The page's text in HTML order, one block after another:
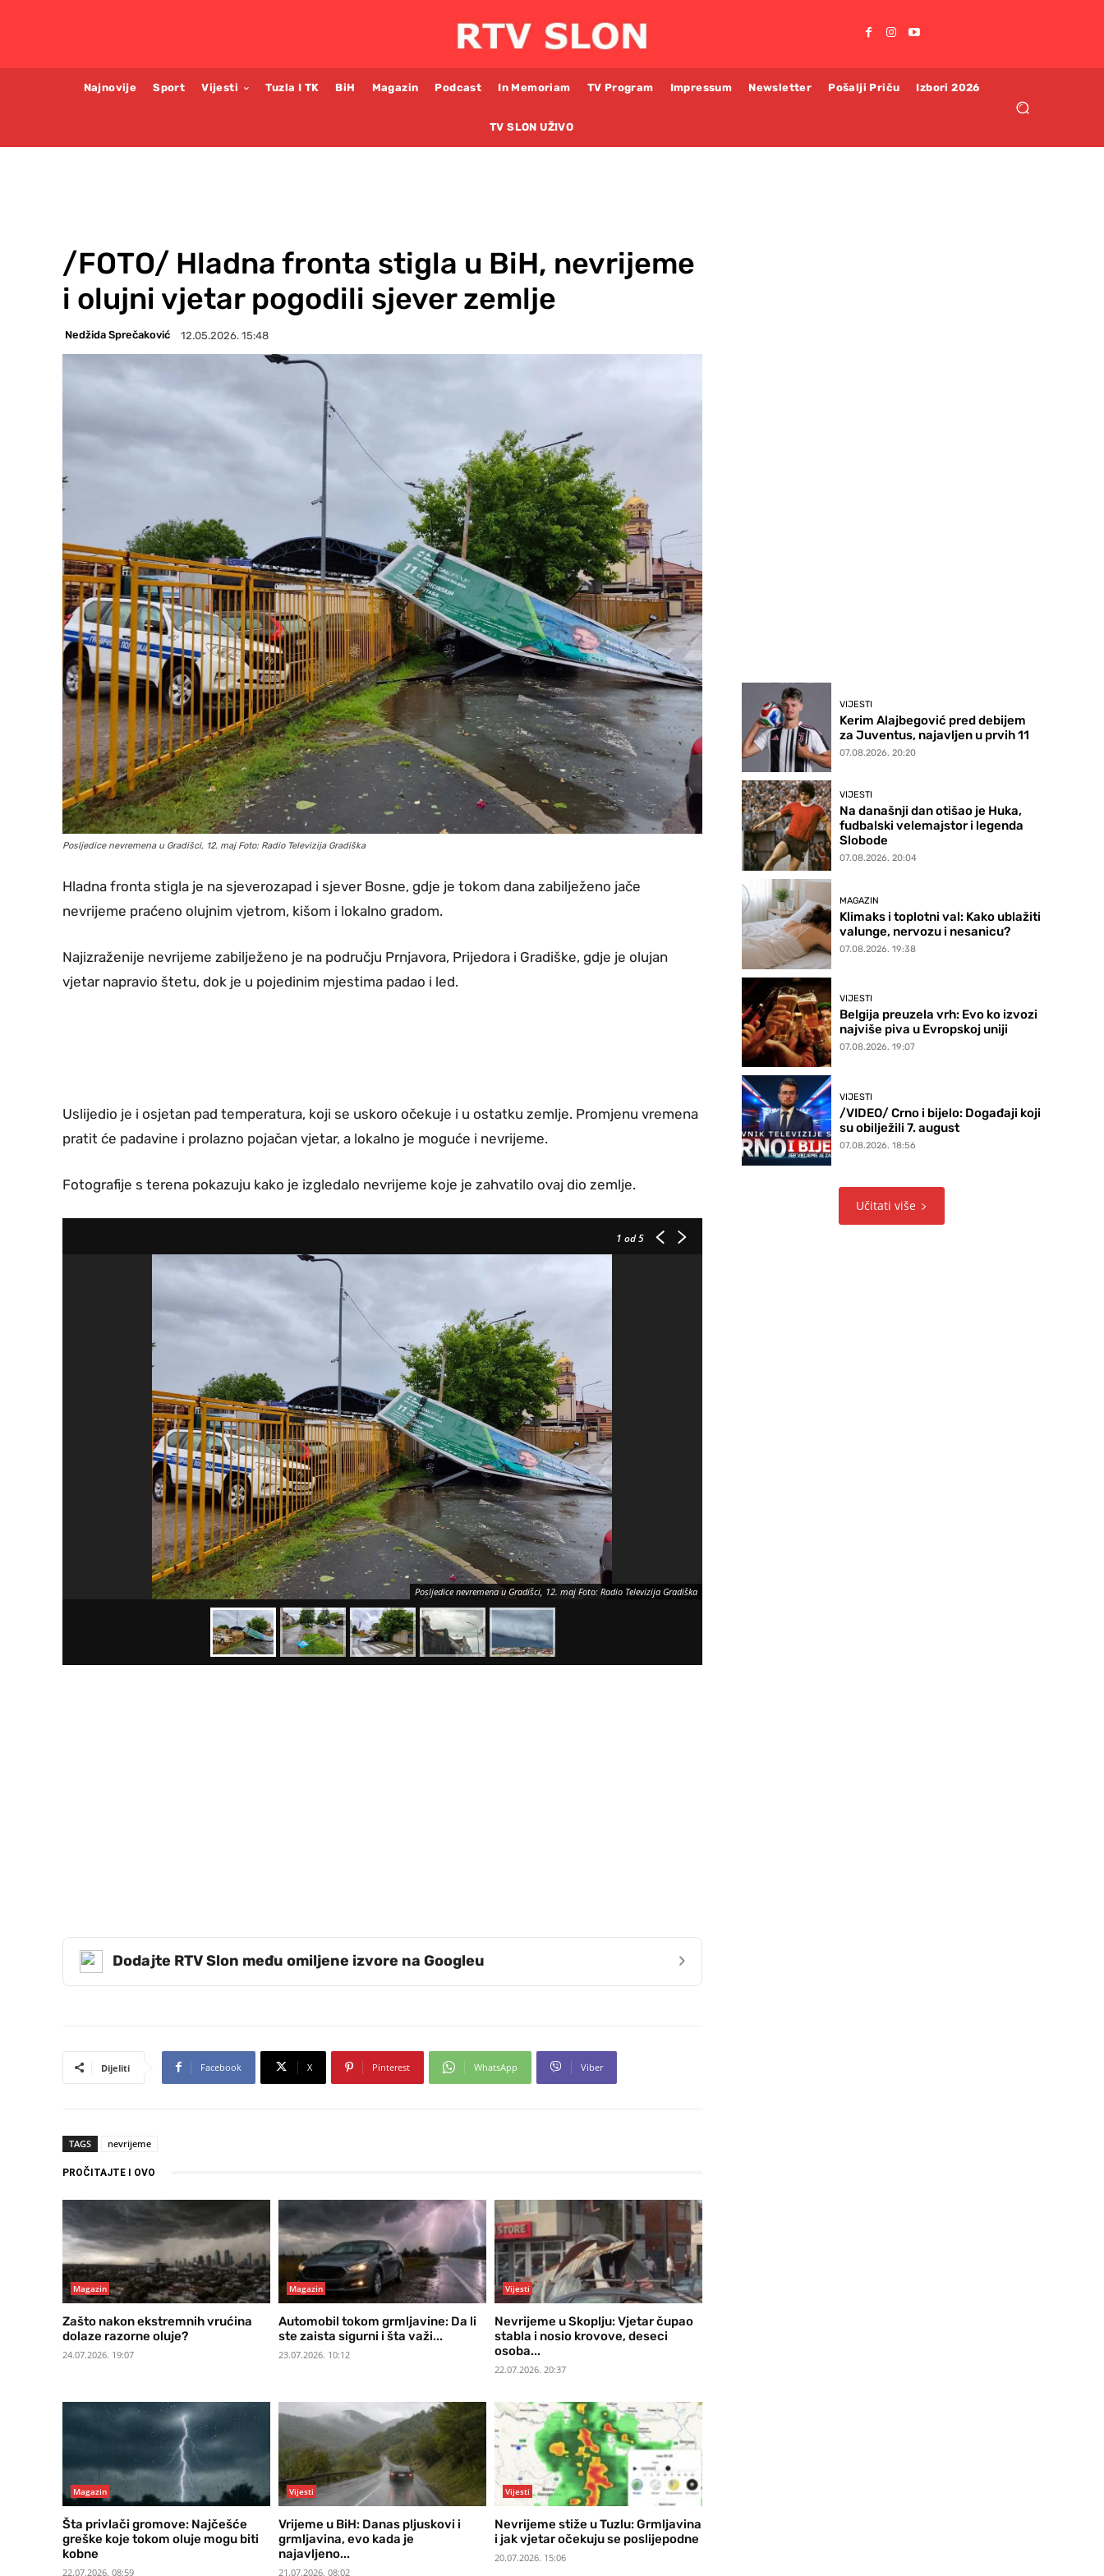
Najnovije Sport Vijesti Tuzla I TK BiH Magazin Podcast In Memoriam TV Program Impressum Newsletter Pošalji Priču Izbori 2026
TV SLON UŽIVO
/FOTO/ Hladna fronta stigla u BiH, nevrijeme
i olujni vjetar pogodili sjever zemlje
Nedžida Sprečaković 12.05.2026. 15:48
Posljedice nevremena u Gradišci, 12. maj Foto: Radio Televizija Gradiška
Hladna fronta stigla je na sjeverozapad i sjever Bosne, gdje je tokom dana zabilježeno jače
nevrijeme praćeno olujnim vjetrom, kišom i lokalno gradom.
Najizraženije nevrijeme zabilježeno je na području Prnjavora, Prijedora i Gradiške, gdje je olujan
vjetar napravio štetu, dok je u pojedinim mjestima padao i led.
Uslijedio je i osjetan pad temperatura, koji se uskoro očekuje i u ostatku zemlje. Promjenu vremena
pratit će padavine i prolazno pojačan vjetar, a lokalno je moguće i nevrijeme.
Fotografije s terena pokazuju kako je izgledalo nevrijeme koje je zahvatilo ovaj dio zemlje.
1 od 5
Posljedice nevremena u Gradišci, 12. maj Foto: Radio Televizija Gradiška
Dodajte RTV Slon među omiljene izvore na Googleu ›
Dijeliti Facebook X Pinterest WhatsApp Viber
TAGS nevrijeme
PROČITAJTE I OVO
Magazin
Zašto nakon ekstremnih vrućina
dolaze razorne oluje?
24.07.2026. 19:07
Magazin
Automobil tokom grmljavine: Da li
ste zaista sigurni i šta važi...
23.07.2026. 10:12
Vijesti
Nevrijeme u Skoplju: Vjetar čupao
stabla i nosio krovove, deseci
osoba...
22.07.2026. 20:37
Magazin
Šta privlači gromove: Najčešće
greške koje tokom oluje mogu biti
kobne
22.07.2026. 08:59
Vijesti
Vrijeme u BiH: Danas pljuskovi i
grmljavina, evo kada je
najavljeno...
21.07.2026. 08:02
Vijesti
Nevrijeme stiže u Tuzlu: Grmljavina
i jak vjetar očekuju se poslijepodne
20.07.2026. 15:06
VIJESTI
Kerim Alajbegović pred debijem
za Juventus, najavljen u prvih 11
07.08.2026. 20:20
VIJESTI
Na današnji dan otišao je Huka,
fudbalski velemajstor i legenda
Slobode
07.08.2026. 20:04
MAGAZIN
Klimaks i toplotni val: Kako ublažiti
valunge, nervozu i nesanicu?
07.08.2026. 19:38
VIJESTI
Belgija preuzela vrh: Evo ko izvozi
najviše piva u Evropskoj uniji
07.08.2026. 19:07
VIJESTI
/VIDEO/ Crno i bijelo: Događaji koji
su obilježili 7. august
07.08.2026. 18:56
Učitati više